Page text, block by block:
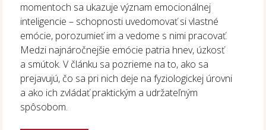
momentoch sa ukazuje význam emocionálnej
inteligencie – schopnosti uvedomovať si vlastné
emócie, porozumieť im a vedome s nimi pracovať.
Medzi najnáročnejšie emócie patria hnev, úzkosť
a smútok. V článku sa pozrieme na to, ako sa
prejavujú, čo sa pri nich deje na fyziologickej úrovni
a ako ich zvládať praktickým a udržateľným
spôsobom.